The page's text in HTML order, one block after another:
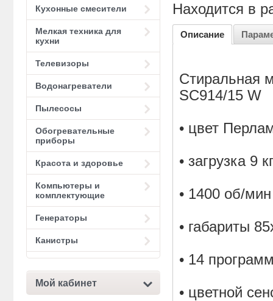
Кухонные смесители
Мелкая техника для
кухни
Телевизоры
Водонагреватели
Пылесосы
Обогревательные
приборы
Красота и здоровье
Компьютеры и
комплектующие
Генераторы
Канистры
Мой кабинет
Находится в
Описание
Стиральная
SC914/15 W
• цвет
• загрузка 9
• 1400 об/мин
• габариты
• 14
• цветной